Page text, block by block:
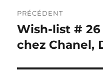
de
l’article
PRÉCÉDENT
Publication
précédente :
Wish-list # 26
chez Chanel,